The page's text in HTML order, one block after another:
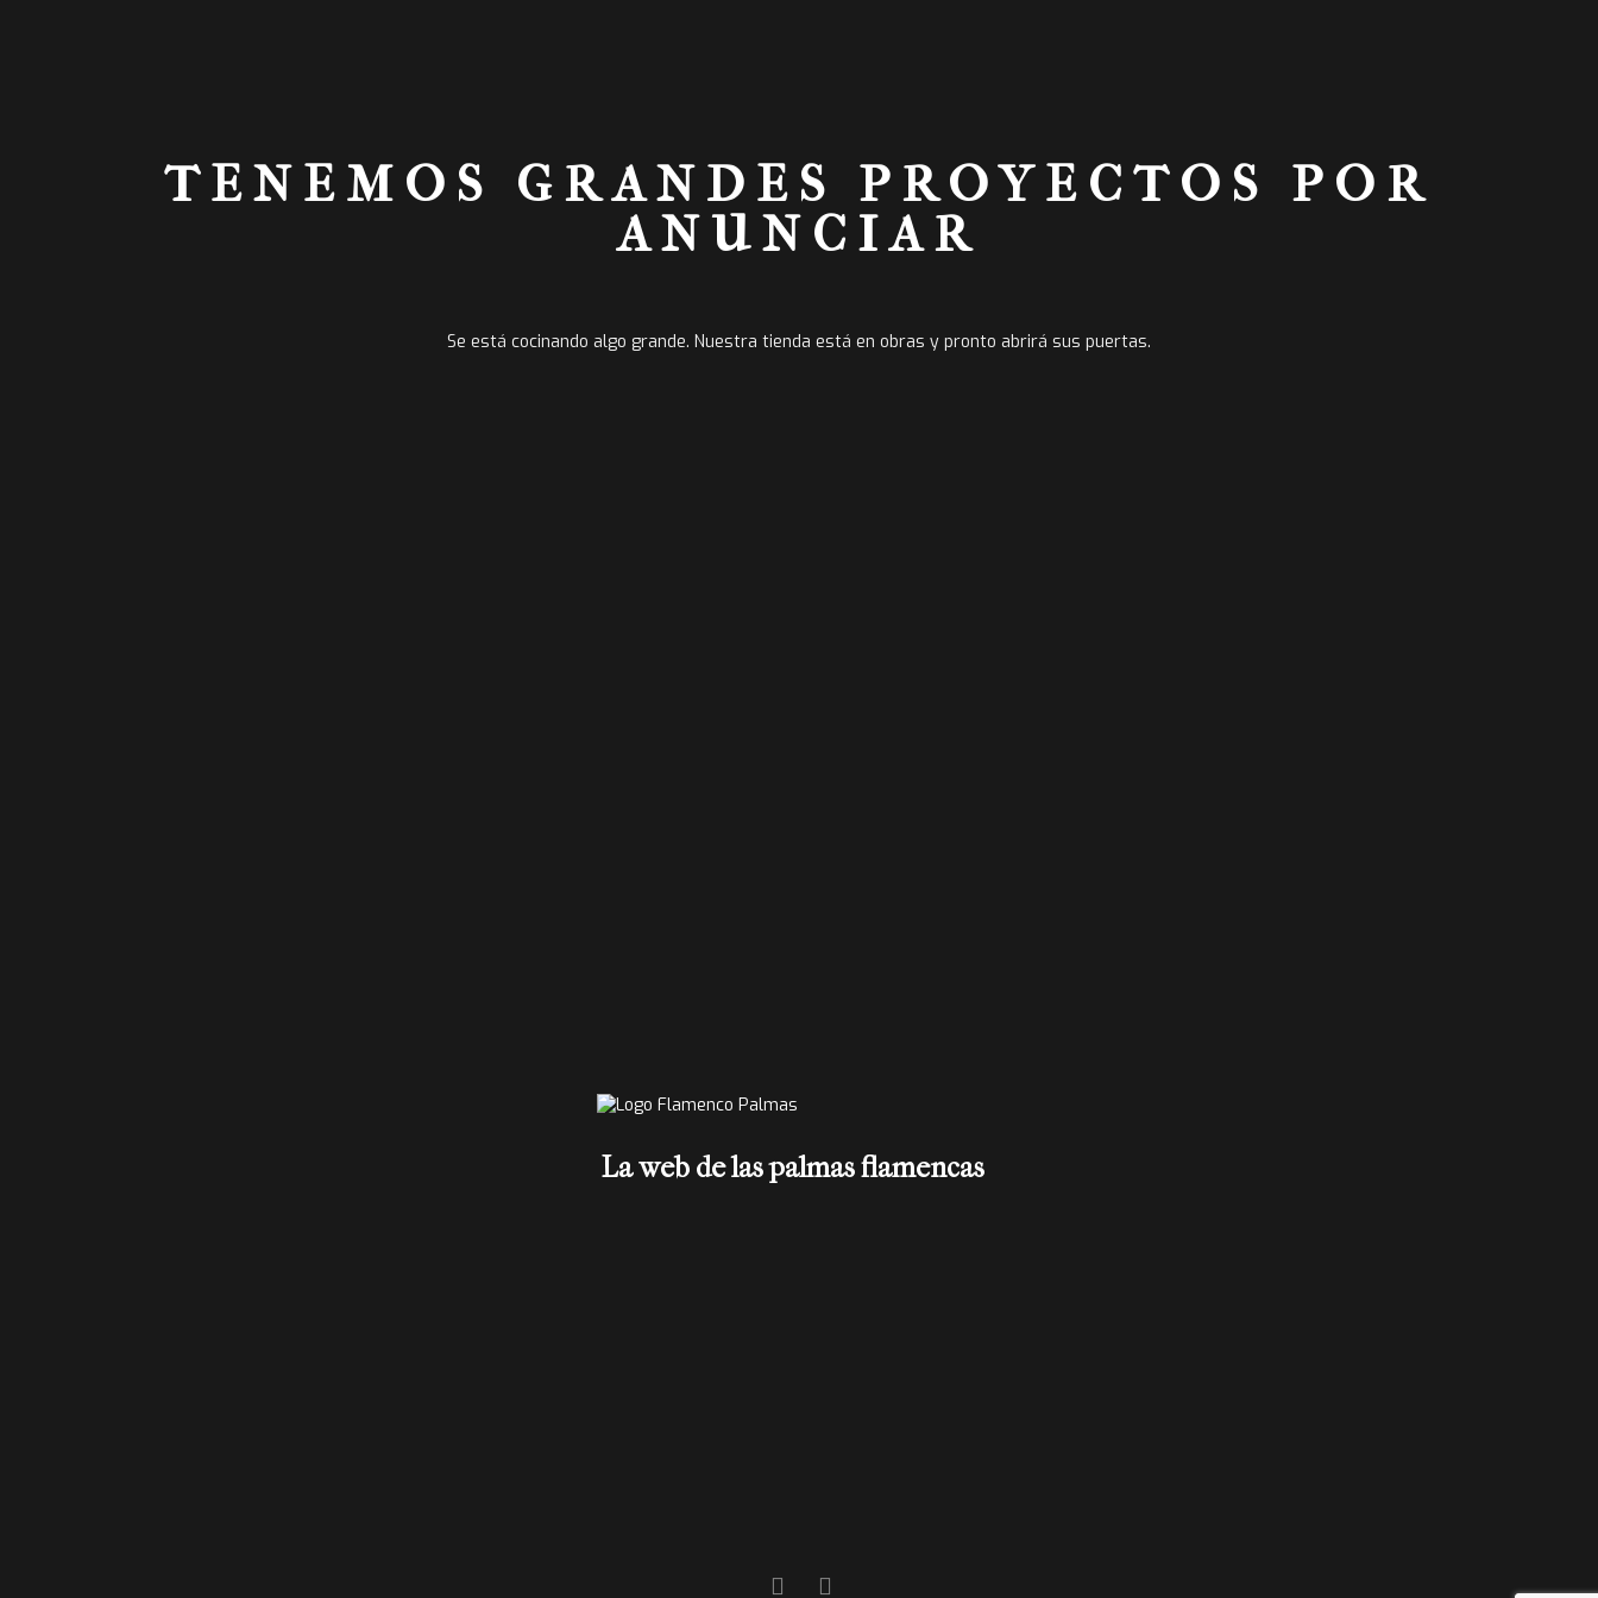
TENEMOS GRANDES PROYECTOS POR
ANUNCIAR
Se está cocinando algo grande. Nuestra tienda está en obras y pronto abrirá sus puertas.
La web de las palmas flamencas